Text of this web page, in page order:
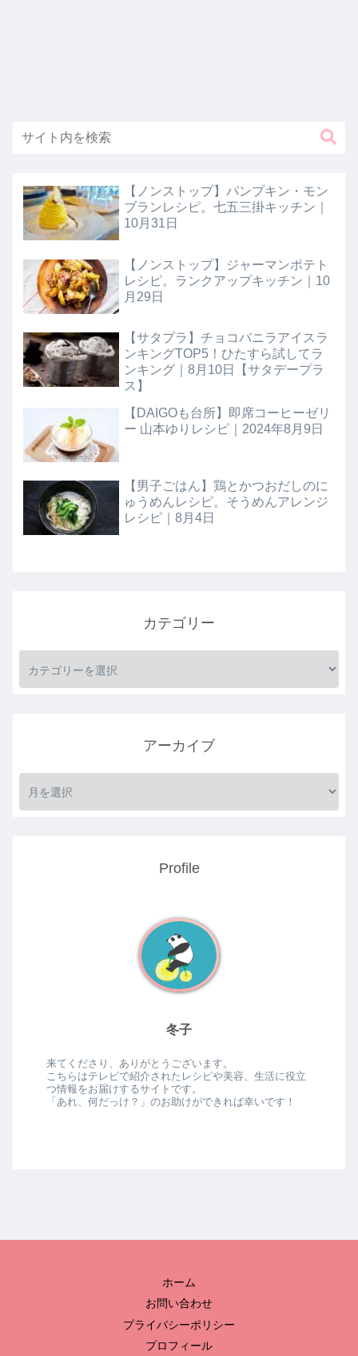
【ノンストップ】パンプキン・モン
ブランレシピ。七五三掛キッチン｜
10月31日
【ノンストップ】ジャーマンポテト
レシピ。ランクアップキッチン｜10
月29日
【サタプラ】チョコバニラアイスラ
ンキングTOP5！ひたすら試してラ
ンキング｜8月10日【サタデープラ
ス】
【DAIGOも台所】即席コーヒーゼリ
ー 山本ゆりレシピ｜2024年8月9日
【男子ごはん】鶏とかつおだしのに
ゅうめんレシピ。そうめんアレンジ
レシピ｜8月4日
カテゴリー
アーカイブ
Profile
冬子
来てくださり、ありがとうございます。
こちらはテレビで紹介されたレシピや美容、生活に役立
つ情報をお届けするサイトです。
「あれ、何だっけ？」のお助けができれば幸いです！
ホーム
お問い合わせ
プライバシーポリシー
プロフィール